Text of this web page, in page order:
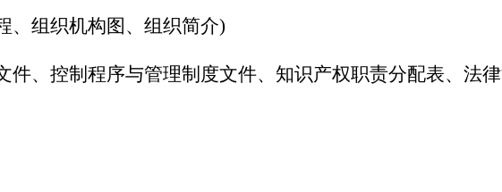
、组织机构图、组织简介)
件、控制程序与管理制度文件、知识产权职责分配表、法